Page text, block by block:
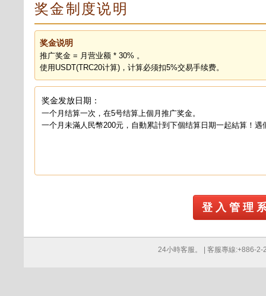
奖金制度说明
奖金说明
推广奖金 = 月营业额 * 30% 。
使用USDT(TRC20计算)，计算必须扣5%交易手续费。
奖金发放日期：
一个月结算一次，在5号结算上個月推广奖金。
一个月未滿人民幣200元，自動累計到下個结算日期一起結算！遇
登 入 管 理
24小時客服。 | 客服專線:+886-